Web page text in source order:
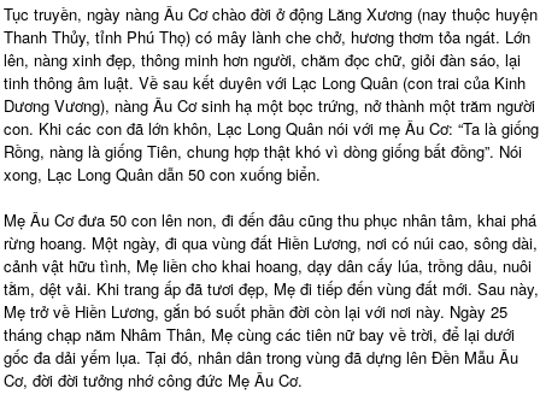
Tục truyền, ngày nàng Âu Cơ chào đời ở động Lăng Xương (nay thuộc huyện
Thanh Thủy, tỉnh Phú Thọ) có mây lành che chở, hương thơm tỏa ngát. Lớn
lên, nàng xinh đẹp, thông minh hơn người, chăm đọc chữ, giỏi đàn sáo, lại
tinh thông âm luật. Về sau kết duyên với Lạc Long Quân (con trai của Kinh
Dương Vương), nàng Âu Cơ sinh hạ một bọc trứng, nở thành một trăm người
con. Khi các con đã lớn khôn, Lạc Long Quân nói với mẹ Âu Cơ: “Ta là giống
Rồng, nàng là giống Tiên, chung hợp thật khó vì dòng giống bất đồng”. Nói
xong, Lạc Long Quân dẫn 50 con xuống biển.
Mẹ Âu Cơ đưa 50 con lên non, đi đến đâu cũng thu phục nhân tâm, khai phá
rừng hoang. Một ngày, đi qua vùng đất Hiền Lương, nơi có núi cao, sông dài,
cảnh vật hữu tình, Mẹ liền cho khai hoang, dạy dân cấy lúa, trồng dâu, nuôi
tằm, dệt vải. Khi trang ấp đã tươi đẹp, Mẹ đi tiếp đến vùng đất mới. Sau này,
Mẹ trở về Hiền Lương, gắn bó suốt phần đời còn lại với nơi này. Ngày 25
tháng chạp năm Nhâm Thân, Mẹ cùng các tiên nữ bay về trời, để lại dưới
gốc đa dải yếm lụa. Tại đó, nhân dân trong vùng đã dựng lên Đền Mẫu Âu
Cơ, đời đời tưởng nhớ công đức Mẹ Âu Cơ.